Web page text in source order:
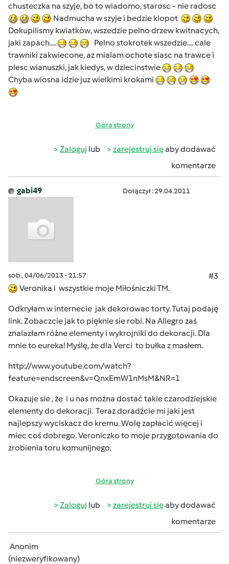
chusteczka na szyje, bo to wiadomo, starosc - nie radosc
Nadmucha w szyje i bedzie klopot
Dokupilismy kwiatkòw, wszedzie pelno drzew kwitnacych,
jaki zapach....
Pelno stokrotek wszedzie.... cale
trawniki zakwiecone, az mialam ochote siasc na trawce i
plesc wianuszki, jak kiedys, w dziecinstwie
Chyba wiosna idzie juz wielkimi krokami
Góra strony
Zaloguj lub zarejestruj sięaby dodawać
komentarze
gabi49 Dołączył : 29.04.2011
sob., 04/06/2013 - 21:57
#3
Veronika i wszystkie moje Miłośniczki TM.
Odkryłam w internecie jak dekorowac torty. Tutaj podaję
link. Zobaczcie jak to pięknie sie robi. Na Allegro zaś
znalazłam różne elementy i wykrojniki do dekoracji. Dla
mnie to eureka! Myślę, że dla Verci to bułka z masłem.
http://www.youtube.com/watch?
feature=endscreen&v=QnxEmW1nMsM&NR=1
Okazuje sie , że i u nas można dostać takie czarodziejskie
elementy do dekoracji. Teraz doradźcie mi jaki jest
najlepszy wyciskacz do kremu. Wolę zapłacić więcej i
miec coś dobrego. Veroniczko to moje przygotowania do
zrobienia toru komunijnego.
Góra strony
Zaloguj lub zarejestruj sięaby dodawać
komentarze
Anonim
(niezweryfikowany)